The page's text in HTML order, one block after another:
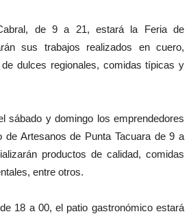
de 9 a 21, estará la Feria de
sus trabajos realizados en cuero,
dulces regionales, comidas típicas y
sábado y domingo los emprendedores
de Artesanos de Punta Tacuara de 9 a
productos de calidad, comidas
entre otros.
18 a 00, el patio gastronómico estará